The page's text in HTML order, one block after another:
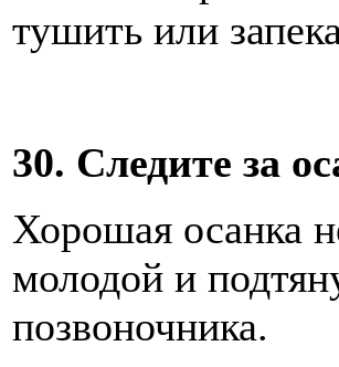
тушить или
30. Следите за
Хорошая осанка
молодой и
позвоночника.